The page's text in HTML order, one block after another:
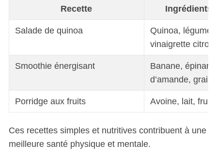
Recette Ingrédients
Salade de quinoa
Quinoa,
vinaigrette
Smoothie énergisant
Banane,
d’amande,
Porridge aux fruits Avoine, lait,
Ces recettes simples et nutritives contribuent à une
meilleure santé physique et mentale.
S
a
r
h
f
o
: